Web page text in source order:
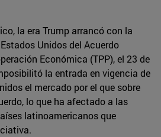
la era Trump arrancó con la
Unidos del Acuerdo
Económica (TPP), el 23 de
la entrada en vigencia de
el mercado por el que sobre
lo que ha afectado a las
latinoamericanos que